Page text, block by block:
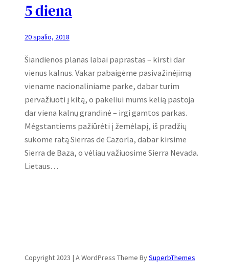
5 diena
20 spalio, 2018
Šiandienos planas labai paprastas – kirsti dar
vienus kalnus. Vakar pabaigėme pasivažinėjimą
viename nacionaliniame parke, dabar turim
pervažiuoti į kitą, o pakeliui mums kelią pastoja
dar viena kalnų grandinė – irgi gamtos parkas.
Mėgstantiems pažiūrėti į žemėlapį, iš pradžių
sukome ratą Sierras de Cazorla, dabar kirsime
Sierra de Baza, o vėliau važiuosime Sierra Nevada.
Lietaus…
Copyright 2023 | A WordPress Theme BySuperbThemes